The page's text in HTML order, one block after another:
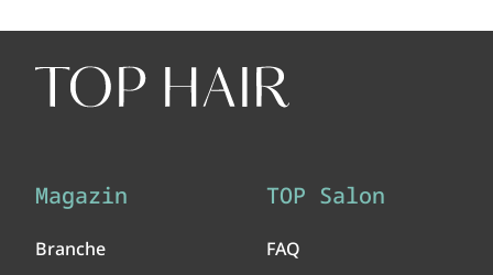
Magazin
Branche
TOP Salon
FAQ